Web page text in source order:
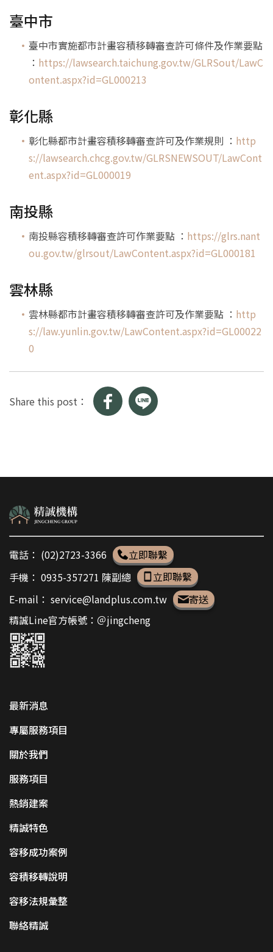
臺中市
臺中市實施都市計畫容積移轉審查許可條件及作業要點
： https://lawsearch.taichung.gov.tw/GLRSout/LawC
ontent.aspx?id=GL000213
彰化縣
彰化縣都市計畫容積移轉審查許可及作業規則 ： http
s://lawsearch.chcg.gov.tw/GLRSNEWSOUT/LawCont
ent.aspx?id=GL000019
南投縣
南投縣容積移轉審查許可作業要點 ： https://glrs.nant
ou.gov.tw/glrsout/LawContent.aspx?id=GL000181
雲林縣
雲林縣都市計畫容積移轉審查許可及作業要點 ： http
s://law.yunlin.gov.tw/LawContent.aspx?id=GL00022
0
Share this post：
電話： (02)2723-3366
立即聯繫
手機： 0935-357271 陳副總
立即聯繫
E-mail： service@landplus.com.tw
寄送
精誠Line官方帳號：＠jingcheng
最新消息
專屬服務項目
關於我們
服務項目
熱銷建案
精誠特色
容移成功案例
容積移轉說明
容移法規彙整
聯絡精誠